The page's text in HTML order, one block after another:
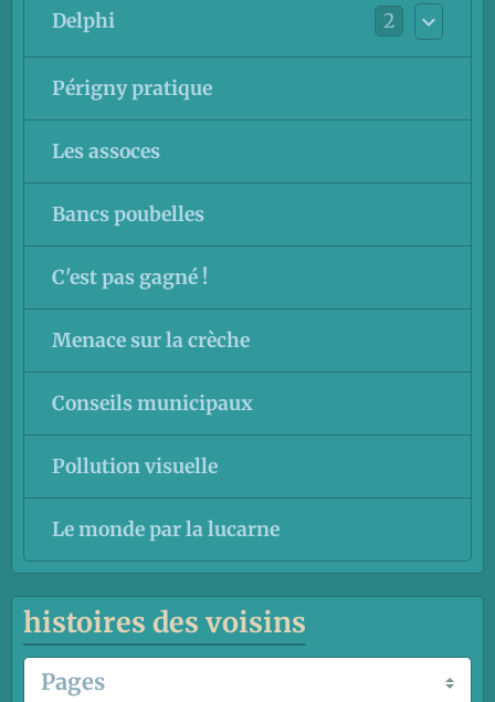
Delphi 2
Périgny pratique
Les assoces
Bancs poubelles
C'est pas gagné !
Menace sur la crèche
Conseils municipaux
Pollution visuelle
Le monde par la lucarne
histoires des voisins